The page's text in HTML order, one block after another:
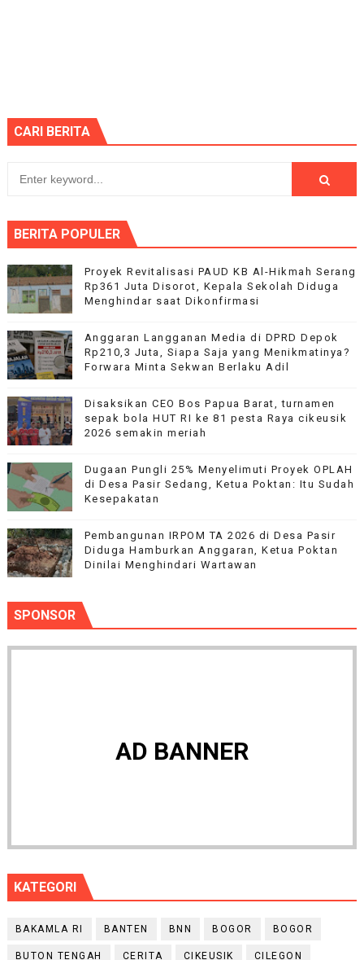
CARI BERITA
BERITA POPULER
Proyek Revitalisasi PAUD KB Al-Hikmah Serang
Rp361 Juta Disorot, Kepala Sekolah Diduga
Menghindar saat Dikonfirmasi
Anggaran Langganan Media di DPRD Depok
Rp210,3 Juta, Siapa Saja yang Menikmatinya?
Forwara Minta Sekwan Berlaku Adil
Disaksikan CEO Bos Papua Barat, turnamen
sepak bola HUT RI ke 81 pesta Raya cikeusik
2026 semakin meriah
Dugaan Pungli 25% Menyelimuti Proyek OPLAH
di Desa Pasir Sedang, Ketua Poktan: Itu Sudah
Kesepakatan
Pembangunan IRPOM TA 2026 di Desa Pasir
Diduga Hamburkan Anggaran, Ketua Poktan
Dinilai Menghindari Wartawan
SPONSOR
AD BANNER
KATEGORI
BAKAMLA RI BANTEN BNN BOGOR BOGOR
BUTON TENGAH CERITA CIKEUSIK CILEGON